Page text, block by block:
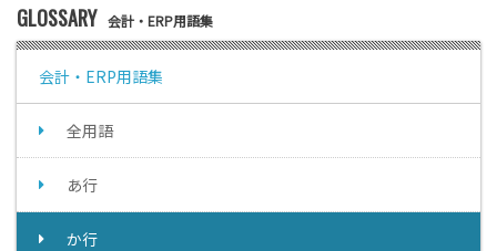
GLOSSARY 会計・ERP用語集
会計・ERP用語集
全用語
あ行
か行